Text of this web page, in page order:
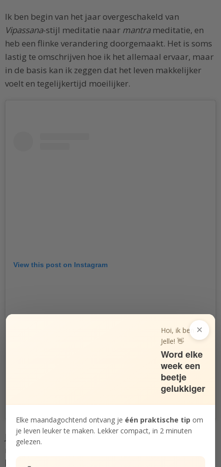
Ik ben begin van het jaar overgeschakeld van
Vipassana-stijl meditatie naar mantrameditatie, en
heb een flinke verandering doorgemaakt. Het is soms
lastig te omschrijven hoe ik het allemaal ervaar, maar
in de basis kan ik zeggen dat het leven makkelijker
voelt en tegelijkertijd moeilijker.
View this post on Instagram
A post shared by Jelle – soChicken.nl (@jellehermus)onMar 2, 2018 at 6:06am PST
Je weet wat er gebeurt als je grondig begint op te
ruimen in huis:
het opgeruimd wordt
×
Hoi, ik ben
Jelle! 👋
Word elke
week een
beetje
gelukkiger
Elke maandagochtend ontvang je één praktische tip om
je leven leuker te maken. Lekker compact, in 2 minuten
gelezen.